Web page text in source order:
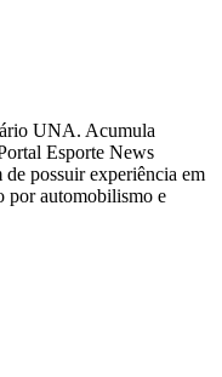
UNA. Acumula
Esporte News
possuir experiência em
por automobilismo e